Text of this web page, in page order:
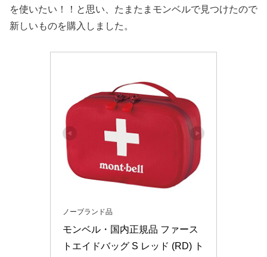
を使いたい！！と思い、たまたまモンベルで見つけたので
新しいものを購入しました。
ノーブランド品
モンベル・国内正規品 ファース
トエイドバッグ S レッド (RD) ト